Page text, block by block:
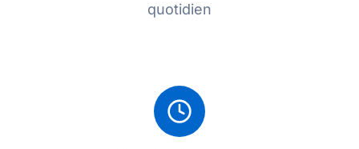
quotidien